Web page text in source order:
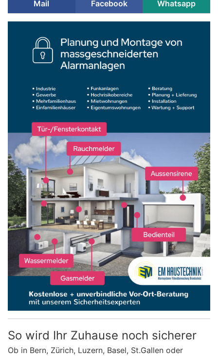
Mail
Facebook Whatsapp
So wird Ihr Zuhause noch sicherer
Ob in Bern, Zürich, Luzern, Basel, St.Gallen oder